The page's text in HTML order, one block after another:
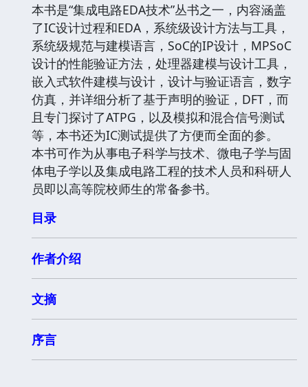
本书是“集成电路EDA技术”丛书之一，内容涵盖
了IC设计过程和EDA，系统级设计方法与工具，
系统级规范与建模语言，SoC的IP设计，MPSoC
设计的性能验证方法，处理器建模与设计工具，
嵌入式软件建模与设计，设计与验证语言，数字
仿真，并详细分析了基于声明的验证，DFT，而
且专门探讨了ATPG，以及模拟和混合信号测试
等，本书还为IC测试提供了方便而全面的参。
本书可作为从事电子科学与技术、微电子学与固
体电子学以及集成电路工程的技术人员和科研人
员即以高等院校师生的常备参书。
目录
作者介绍
文摘
序言